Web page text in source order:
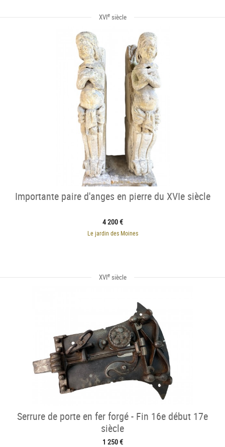
XVIesiècle
Importante paire d'anges en pierre du XVIe siècle
4 200 €
Le jardin des Moines
XVIesiècle
Serrure de porte en fer forgé - Fin 16e début 17e
siècle
1 250 €